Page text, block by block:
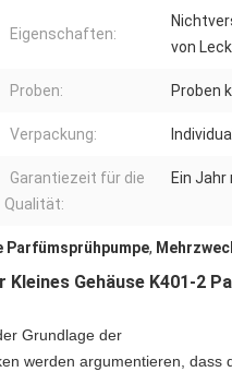
Eigenschaften:
von
Proben: Proben
Verpackung:
Garantiezeit für die
Qualität:
Ein
Parfümsprühpumpe,
Gehäuse K401-2
Grundlage der
werden argumentieren, dass